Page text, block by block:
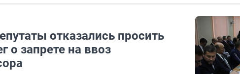
отказались просить
о запрете на ввоз